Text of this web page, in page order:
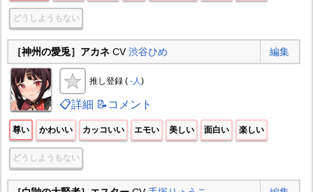
どうしようもない
［神州の愛兎］アカネCV渋谷ひめ 編集
推し登録 ( -人)
📋詳細 📝コメント
尊い かわいい カッコいい エモい 美しい 面白い 楽しい
どうしようもない